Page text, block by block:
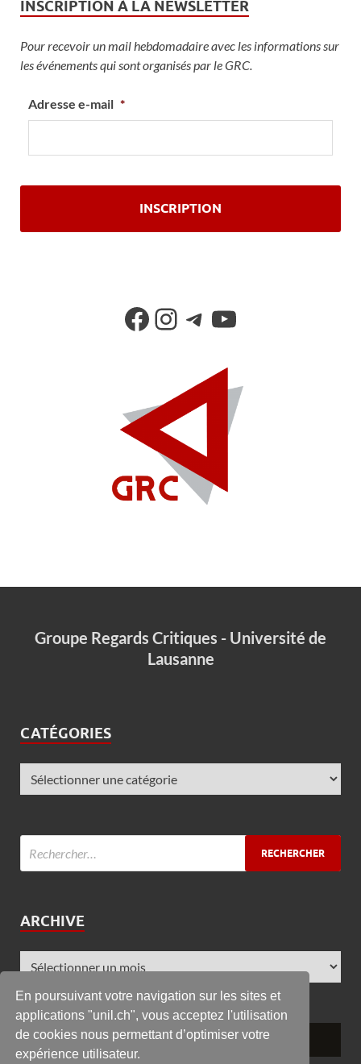
En poursuivant votre navigation sur les sites et
applications "unil.ch", vous acceptez l'utilisation
de cookies nous permettant d’optimiser votre
expérience utilisateur.
INSCRIPTION À LA NEWSLETTER
Pour recevoir un mail hebdomadaire avec les informations sur
les événements qui sont organisés par le GRC.
Adresse e-mail *
Groupe Regards Critiques - Université de
Lausanne
CATÉGORIES
ARCHIVE